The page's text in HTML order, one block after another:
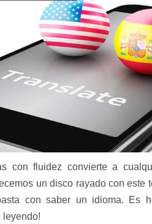
con fluidez convierte a
un disco rayado con este
con saber un idioma. Es
leyendo!